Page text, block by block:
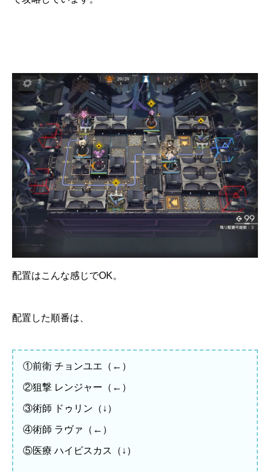
配置はこんな感じでOK。
配置した順番は、
①前衛 チョンユエ（←）
②狙撃 レンジャー（←）
③術師 ドゥリン（↓）
④術師 ラヴァ（←）
⑤医療 ハイビスカス（↓）